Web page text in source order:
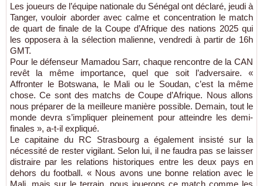
Les joueurs de l’équipe nationale du Sénégal ont déclaré, jeudi à
Tanger, vouloir aborder avec calme et concentration le match
de quart de finale de la Coupe d’Afrique des nations 2025 qui
les opposera à la sélection malienne, vendredi à partir de 16h
GMT.
Pour le défenseur Mamadou Sarr, chaque rencontre de la CAN
revêt la même importance, quel que soit l’adversaire. «
Affronter le Botswana, le Mali ou le Soudan, c’est la même
chose. Ce sont des matchs de Coupe d’Afrique. Nous allons
nous préparer de la meilleure manière possible. Demain, tout le
monde devra s’impliquer pleinement pour atteindre les demi-
finales », a-t-il expliqué.
Le capitaine du RC Strasbourg a également insisté sur la
nécessité de rester vigilant. Selon lui, il ne faudra pas se laisser
distraire par les relations historiques entre les deux pays en
dehors du football. « Nous avons une bonne relation avec le
Mali, mais sur le terrain, nous jouerons ce match comme les